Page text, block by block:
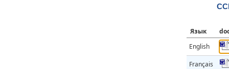
Язык
English
Français